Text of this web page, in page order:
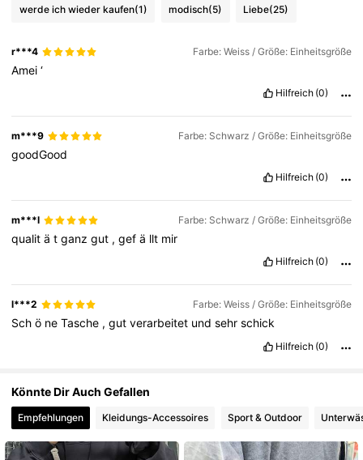
9.2K Follower
4,86 9.2K Follower
werde ich wieder kaufen(1) modisch(5) Liebe(25)
r***4 Farbe: Weiss / Größe: Einheitsgröße
Amei‘
Hilfreich (0)
m***9 Farbe: Schwarz / Größe: Einheitsgröße
goodGood
Hilfreich (0)
m***l Farbe: Schwarz / Größe: Einheitsgröße
qualitätganzgut ,gefä llt mir
Hilfreich (0)
l***2 Farbe: Weiss / Größe: Einheitsgröße
Schö neTasche ,gutverarbeitet undsehrschick
Hilfreich (0)
Könnte Dir Auch Gefallen
Empfehlungen Kleidungs-Accessoires Sport & Outdoor